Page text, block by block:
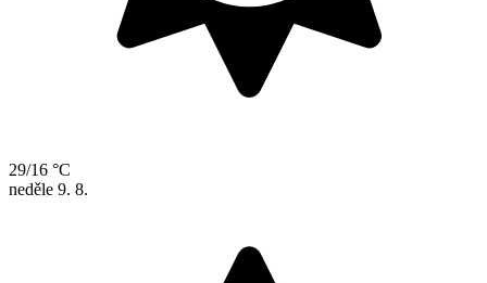
29/16 °C
neděle 9. 8.